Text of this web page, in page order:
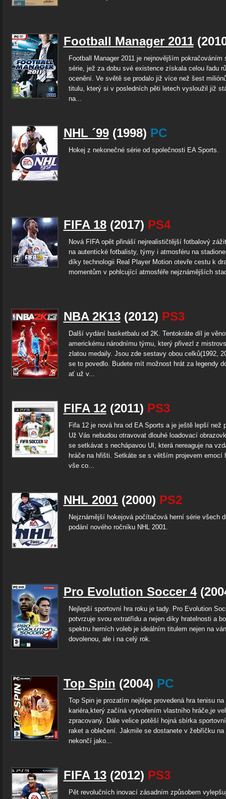
Football Manager 2011
Football Manager 2011 je nejnovějším pokračováním
série, jež za dobu své existence získala celou řadu
ocenění. Ve světě se prodalo již více než šest
titulu, který si v posledních pěti letech vysloužil již
na...
NHL ´99(1998) PC
Hokej z nekonečné série od společnosti EA Sports.
FIFA 18(2017) PS4
Nová FIFA opět přináší nejrealističtější fotbalový
na autentické fotbalisty, týmy i atmosféru na
díky technologii Real Player Motion otevře cestu k
momentům v pohlcující atmosféře nejznámějších
NBA 2K13(2012) PS3
Další vydání basketbalu od 2K. Tentokráte díl je
americkému národnímu týmu, který přivezl z
zlatou medaily. Jsou zde sestavy obou celků(1992,
se to povedlo. Budete mít možnost hrát za legendy
ať už v...
FIFA 12(2011) PS3
Fifa 12 je nová hra od EA Sports a je ještě lepší než
Už Vás nebudou otravovat dlouhé loadovací
se setkávat s nechápavou UI, která nereaguje na
hráče na hřišti. Setkáte se s větším projevem emocí
vše co...
NHL 2001(2000) PS2
Nejznámější hokejová počítačová herní série všech
podání nového ročníku NHL 2001.
Pro Evolution Soccer 4
Nejlepší sportovní hra roku je tady. Pro Evolution
potvrzuje svou extratřídu a nejen díky hratelnosti a
spektru herních voleb je ideálním titulem nejen na
dovolenou, ale i na celý rok.
Top Spin (2004) PC
Top Spin je prozatím nejlépe provedená hra tenisu na
kariéra,který začíná vytvořením vlastního hráče,je
zpracovaný. Dále velice potěší hojná sbírka
raket a oblečení. Jakmile se dostanete v žebříčku
nekončí jako...
FIFA 13(2012) PS3
Pět revolučních inovací zásadním způsobem